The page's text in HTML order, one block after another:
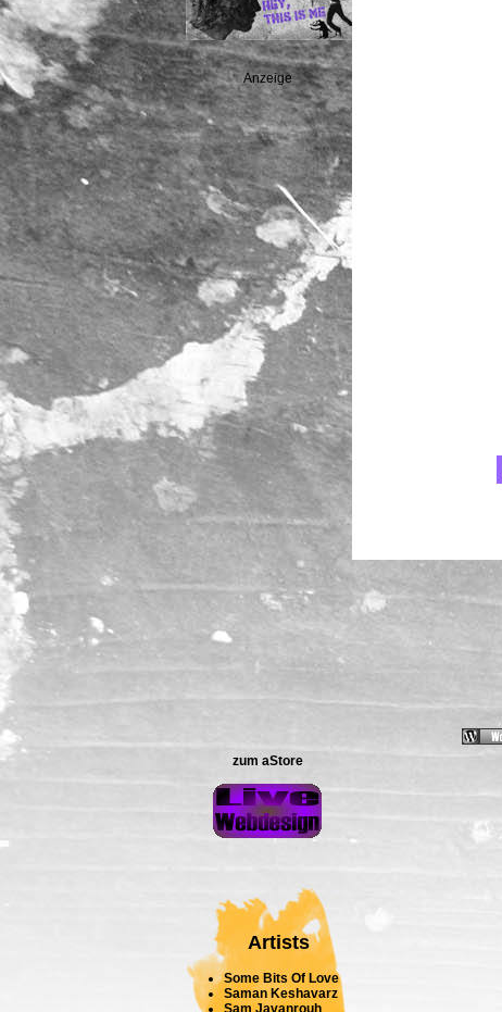
Anzeige
zum aStore
Artists
Some Bits Of Love
Saman Keshavarz